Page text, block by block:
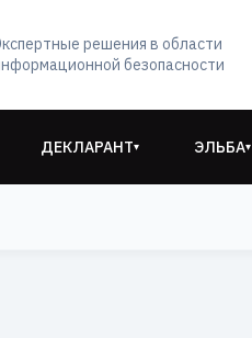
решения в области
безопасности
ДЕКЛАРАНТ▾ ЭЛЬБА▾